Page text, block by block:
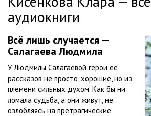
аудиокниги
Всё лишь случается —
Салагаева Людмила
У Людмилы Салагаевой герои её
рассказов не просто, хорошие, но из
племени сильных духом. Как бы ни
ломала судьба, а они живут, не
озлобляясь на претрагические